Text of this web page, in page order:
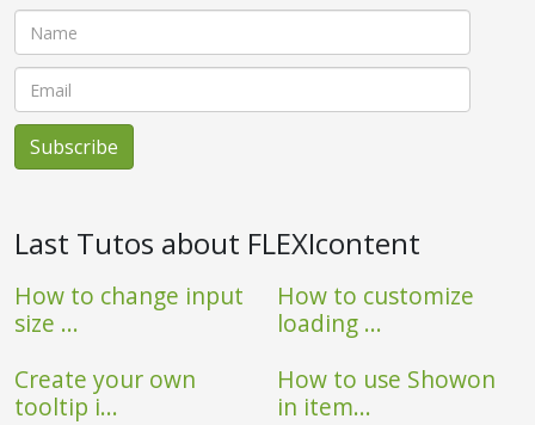
Last Tutos about FLEXIcontent
How to change input
size ...
How to customize
loading ...
Create your own
tooltip i...
How to use Showon
in item...